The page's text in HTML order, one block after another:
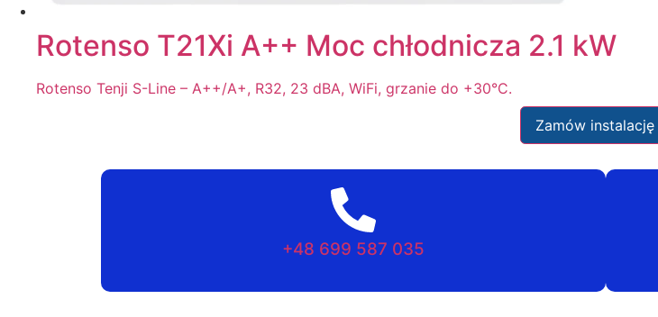
Rotenso T21Xi A++ Moc chłodnicza 2.1 kW
Rotenso Tenji S-Line – A++/A+, R32, 23 dBA, WiFi, grzanie do +30°C.
Zamów instalację
+48 699 587 035